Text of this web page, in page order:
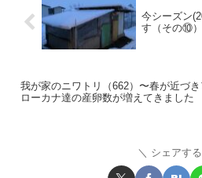
今シーズン
す（その⑩）
我が家のニワトリ（662）〜春が近づき
ローカナ達の産卵数が増えてきました
シェアする